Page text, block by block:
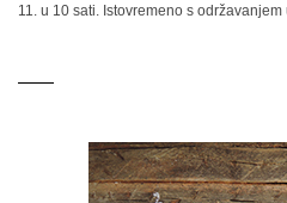
11. u 10 sati. Istovremeno s